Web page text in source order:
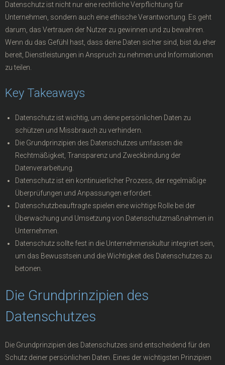
Datenschutz ist nicht nur eine rechtliche Verpflichtung für
Unternehmen, sondern auch eine ethische Verantwortung. Es geht
darum, das Vertrauen der Nutzer zu gewinnen und zu bewahren.
Wenn du das Gefühl hast, dass deine Daten sicher sind, bist du eher
bereit, Dienstleistungen in Anspruch zu nehmen und Informationen
zu teilen.
Key Takeaways
Datenschutz ist wichtig, um deine persönlichen Daten zu
schützen und Missbrauch zu verhindern.
Die Grundprinzipien des Datenschutzes umfassen die
Rechtmäßigkeit, Transparenz und Zweckbindung der
Datenverarbeitung.
Datenschutz ist ein kontinuierlicher Prozess, der regelmäßige
Überprüfungen und Anpassungen erfordert.
Datenschutzbeauftragte spielen eine wichtige Rolle bei der
Überwachung und Umsetzung von Datenschutzmaßnahmen in
Unternehmen.
Datenschutz sollte fest in die Unternehmenskultur integriert sein,
um das Bewusstsein und die Wichtigkeit des Datenschutzes zu
betonen.
Die Grundprinzipien des
Datenschutzes
Die Grundprinzipien des Datenschutzes sind entscheidend für den
Schutz deiner persönlichen Daten. Eines der wichtigsten Prinzipien